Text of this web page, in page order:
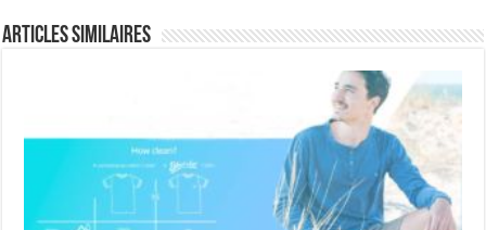
Articles similaires